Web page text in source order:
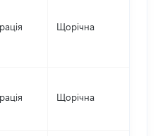
Щорічна
Щорічна